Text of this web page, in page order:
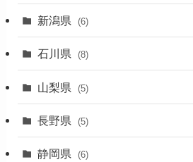
(11)
(31)
(1)
(5)
新潟県 (6)
石川県 (8)
山梨県 (5)
長野県 (5)
静岡県 (6)